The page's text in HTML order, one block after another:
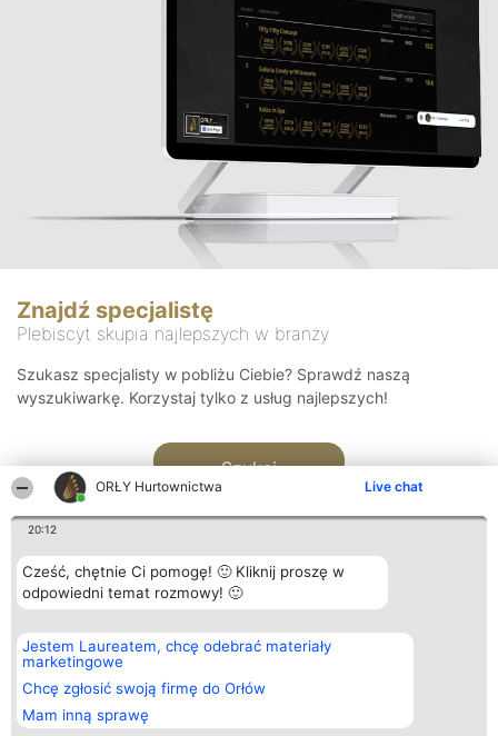
ORŁY Hurtownictwa Live chat
20:12
Cześć, chętnie Ci pomogę! 🙂 Kliknij proszę w
odpowiedni temat rozmowy! 🙂
Jestem Laureatem, chcę odebrać materiały
marketingowe
Chcę zgłosić swoją firmę do Orłów
Mam inną sprawę
Znajdź specjalistę
Plebiscyt skupia najlepszych w branży
Szukasz specjalisty w pobliżu Ciebie? Sprawdź naszą
wyszukiwarkę. Korzystaj tylko z usług najlepszych!
Szukaj
Organizator plebiscytu
Bright Side Solutions sp. z o.
o. sp. k.
ul. Ruska 22
Wrocław 50-079
KRS 0000749100 | Regon
381313360 | NIP 8943132676
Plebiscyt
Laureaci
wszystkich
Laureatów
Regulamin
Kontakt
Kontakt